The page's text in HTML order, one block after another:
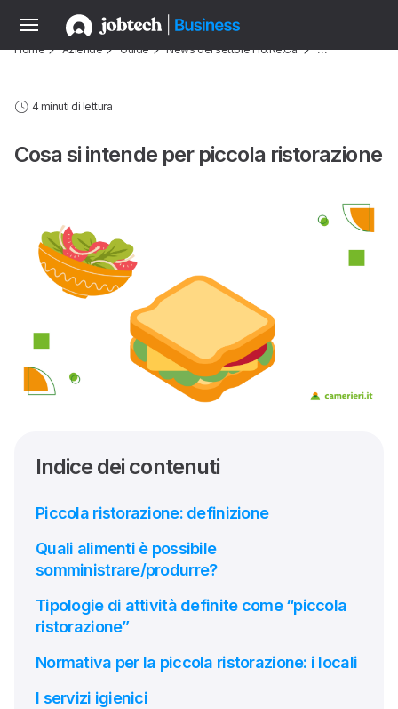
Home Aziende Guide News del settore Ho.Re.Ca. …
4 minuti di lettura
Cosa si intende per piccola ristorazione
Indice dei contenuti
Piccola ristorazione: definizione
Quali alimenti è possibile
somministrare/produrre?
Tipologie di attività definite come “piccola
ristorazione”
Normativa per la piccola ristorazione: i locali
I servizi igienici